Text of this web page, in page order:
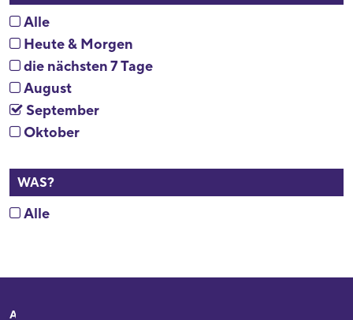
Alle
Heute & Morgen
die nächsten 7 Tage
August
September
Oktober
WAS?
Alle
Adresse